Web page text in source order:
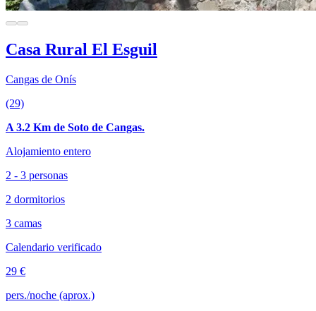
Casa Rural El Esguil
Cangas de Onís
(29)
A 3.2 Km de Soto de Cangas.
Alojamiento entero
2 - 3 personas
2 dormitorios
3 camas
Calendario verificado
29 €
pers./noche (aprox.)